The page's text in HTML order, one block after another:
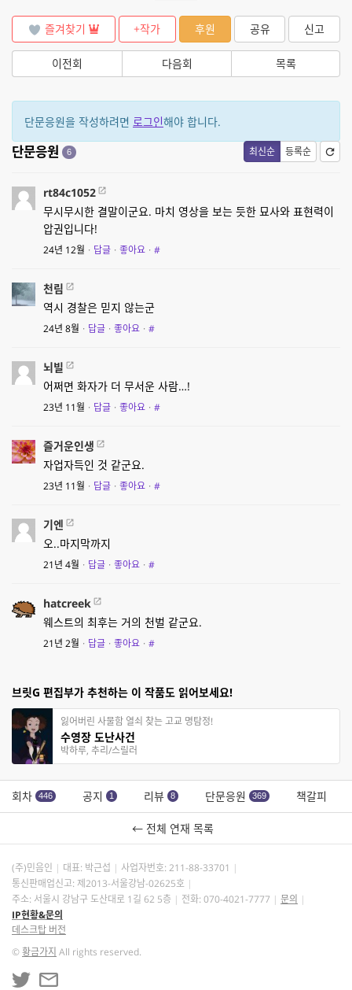
즐겨찾기 +작가 후원 공유 신고
이전회 다음회 목록
단문응원을 작성하려면 로그인해야 합니다.
최신순 등록순
단문응원 6
rt84c1052
무시무시한 결말이군요. 마치 영상을 보는 듯한 묘사와 표현력이
압권입니다!
24년 12월 · 답글 · 좋아요 · #
천림
역시 경찰은 믿지 않는군
24년 8월 · 답글 · 좋아요 · #
뇌빌
어쩌면 화자가 더 무서운 사람…!
23년 11월 · 답글 · 좋아요 · #
즐거운인생
자업자득인 것 같군요.
23년 11월 · 답글 · 좋아요 · #
기엔
오..마지막까지
21년 4월 · 답글 · 좋아요 · #
hatcreek
웨스트의 최후는 거의 천벌 같군요.
21년 2월 · 답글 · 좋아요 · #
브릿G 편집부가 추천하는 이 작품도 읽어보세요!
잃어버린 사물함 열쇠 찾는 고교 명탐정!
수영장 도난사건
박하루, 추리/스릴러
회차 446 공지 1 리뷰 8 단문응원 369 책갈피
← 전체 연재 목록
(주)민음인 대표: 박근섭 사업자번호: 211-88-33701
통신판매업신고: 제2013-서울강남-02625호
주소: 서울시 강남구 도산대로 1길 62 5층
전화: 070-4021-7777
문의
IP현황&문의
데스크탑 버전
©황금가지 All rights reserved.